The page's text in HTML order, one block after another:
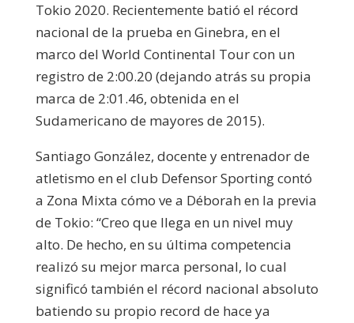
Tokio 2020. Recientemente batió el récord
nacional de la prueba en Ginebra, en el
marco del World Continental Tour con un
registro de 2:00.20 (dejando atrás su propia
marca de 2:01.46, obtenida en el
Sudamericano de mayores de 2015).
Santiago González, docente y entrenador de
atletismo en el club Defensor Sporting contó
a Zona Mixta cómo ve a Déborah en la previa
de Tokio: “Creo que llega en un nivel muy
alto. De hecho, en su última competencia
realizó su mejor marca personal, lo cual
significó también el récord nacional absoluto
batiendo su propio record de hace ya